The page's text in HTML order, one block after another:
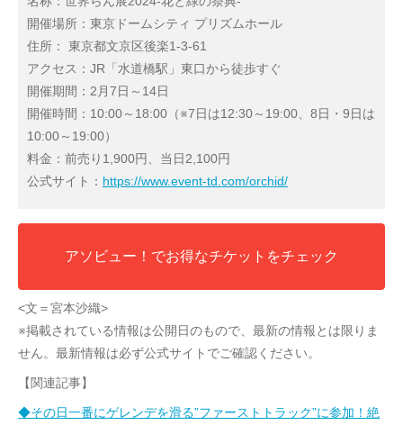
開催場所：東京ドームシティ プリズムホール
住所： 東京都文京区後楽1-3-61
アクセス：JR「水道橋駅」東口から徒歩すぐ
開催期間：2月7日～14日
開催時間：10:00～18:00（※7日は12:30～19:00、8日・9日は
10:00～19:00）
料金：前売り1,900円、当日2,100円
公式サイト： https://www.event-td.com/orchid/
アソビュー！でお得なチケットをチェック
<文＝宮本沙織>
※掲載されている情報は公開日のもので、最新の情報とは限りま
せん。最新情報は必ず公式サイトでご確認ください。
【関連記事】
◆その日一番にゲレンデを滑る”ファーストトラック”に参加！絶